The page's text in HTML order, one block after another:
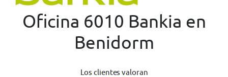
Oficina 6010 Bankia en
Benidorm
Los clientes valoran